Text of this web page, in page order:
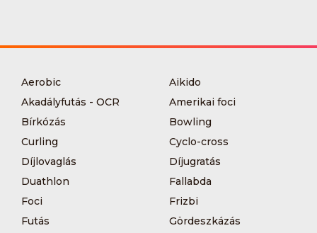
Aerobic
Aikido
Akadályfutás - OCR
Amerikai foci
Bírkózás
Bowling
Curling
Cyclo-cross
Díjlovaglás
Díjugratás
Duathlon
Fallabda
Foci
Frizbi
Futás
Gördeszkázás